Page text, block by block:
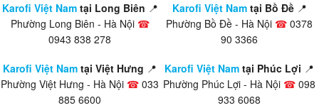
Karofi Việt Namtại Long Biên 📍
Phường Long Biên - Hà Nội ☎
0943 838 278
Karofi Việt Namtại Bồ Đề 📍
Phường Bồ Đề - Hà Nội ☎ 0378
90 3366
Karofi Việt Nam tại Việt Hưng 📍
Phường Việt Hưng - Hà Nội ☎ 033
885 6600
Karofi Việt Nam tại Phúc Lợi 📍
Phường Phúc Lợi - Hà Nội ☎ 098
933 6068